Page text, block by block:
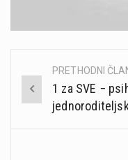
Post
navigation
PRETHODNI
1 za SVE −